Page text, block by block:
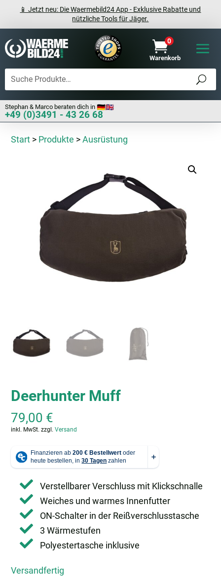
📱 Jetzt neu: Die Waermebild24 App - Exklusive Rabatte und
nützliche Tools für Jäger.
0
Warenkorb
Stephan & Marco beraten dich in
+49 (0)3491 - 43 26 68
Start > Produkte >Ausrüstung
Deerhunter Muff
79,00 €
inkl. MwSt. zzgl.Versand
Verstellbarer Verschluss mit Klickschnalle
Weiches und warmes Innenfutter
ON-Schalter in der Reißverschlusstasche
3 Wärmestufen
Polyestertasche inklusive
Versandfertig